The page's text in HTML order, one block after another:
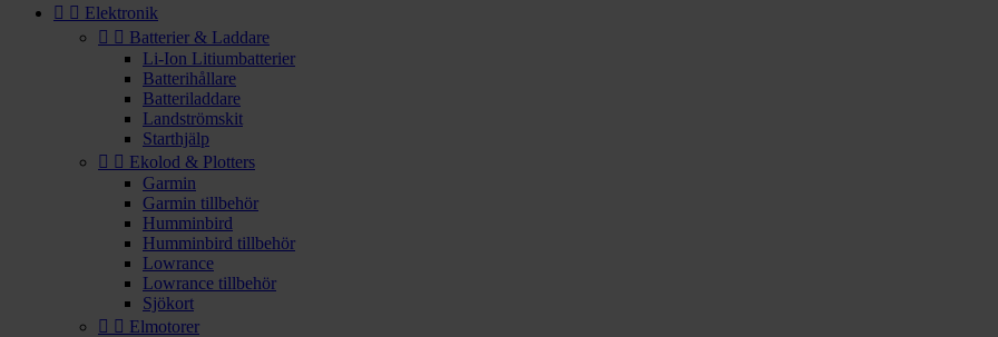
  Elektronik
  Batterier & Laddare
Li-Ion Litiumbatterier
Batterihållare
Batteriladdare
Landströmskit
Starthjälp
  Ekolod & Plotters
Garmin
Garmin tillbehör
Humminbird
Humminbird tillbehör
Lowrance
Lowrance tillbehör
Sjökort
  Elmotorer